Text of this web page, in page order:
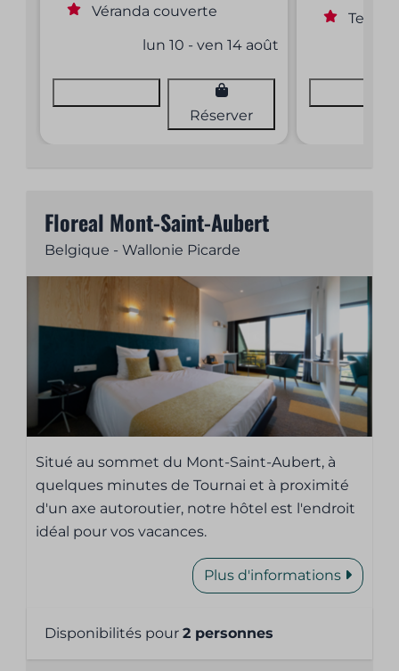
Véranda couverte
lun 10 - ven 14 août
Réserver
Tente
Floreal Mont-Saint-Aubert
Belgique - Wallonie Picarde
Situé au sommet du Mont-Saint-Aubert, à
quelques minutes de Tournai et à proximité
d'un axe autoroutier, notre hôtel est l'endroit
idéal pour vos vacances.
Plus d'informations
Disponibilités pour2 personnes